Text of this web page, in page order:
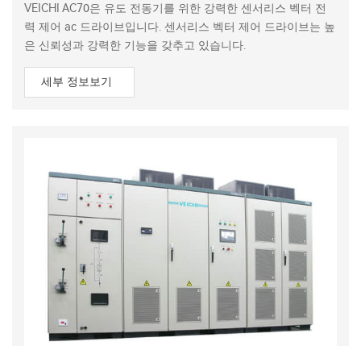
VEICHI AC70은 유도 전동기를 위한 강력한 센서리스 벡터 전
력 제어 ac 드라이브입니다. 센서리스 벡터 제어 드라이브는 높
은 신뢰성과 강력한 기능을 갖추고 있습니다.
세부 정보보기